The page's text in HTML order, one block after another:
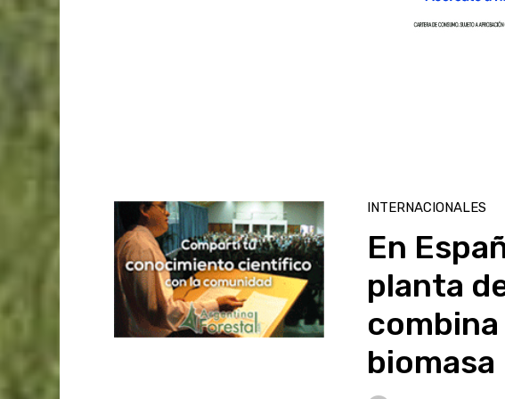
INTERNACIONALES
En
planta
biomasa